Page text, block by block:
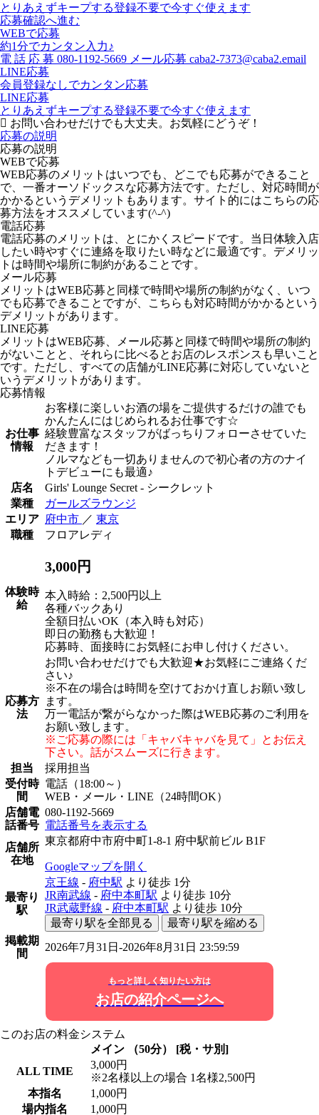
とりあえずキープする登録不要で今すぐ使えます
応募確認へ進む
WEBで応募
約1分でカンタン入力♪
電 話 応 募 080-1192-5669 メール応募 caba2-7373@caba2.email
LINE応募
会員登録なしでカンタン応募
LINE応募
とりあえずキープする登録不要で今すぐ使えます
お問い合わせだけでも大丈夫。お気軽にどうぞ！
応募の説明
応募の説明
WEBで応募
WEB応募のメリットはいつでも、どこでも応募ができること
で、一番オーソドックスな応募方法です。ただし、対応時間が
かかるというデメリットもあります。サイト的にはこちらの応
募方法をオススメしています(^-^)
電話応募
電話応募のメリットは、とにかくスピードです。当日体験入店
したい時やすぐに連絡を取りたい時などに最適です。デメリッ
トは時間や場所に制約があることです。
メール応募
メリットはWEB応募と同様で時間や場所の制約がなく、いつ
でも応募できることですが、こちらも対応時間がかかるという
デメリットがあります。
LINE応募
メリットはWEB応募、メール応募と同様で時間や場所の制約
がないことと、それらに比べるとお店のレスポンスも早いこと
です。ただし、すべての店舗がLINE応募に対応していないと
いうデメリットがあります。
応募情報
お仕事
情報
お客様に楽しいお酒の場をご提供するだけの誰でも
かんたんにはじめられるお仕事です☆
経験豊富なスタッフがばっちりフォローさせていた
だきます！
ノルマなども一切ありませんので初心者の方のナイ
トデビューにも最適♪
店名
Girls' Lounge Secret - シークレット
業種
ガールズラウンジ
エリア 府中市 ／ 東京
職種
フロアレディ
体験時
給
3,000円
本入時給：2,500円以上
各種バックあり
全額日払いOK（本入時も対応）
即日の勤務も大歓迎！
応募時、面接時にお気軽にお申し付けください。
応募方
法
お問い合わせだけでも大歓迎★お気軽にご連絡くだ
さい♪
※不在の場合は時間を空けておかけ直しお願い致し
ます。
万一電話が繋がらなかった際はWEB応募のご利用を
お願い致します。
※ご応募の際には「キャバキャバを見て」とお伝え
下さい。話がスムーズに行きます。
担当
採用担当
受付時
間
電話（18:00～）
WEB・メール・LINE（24時間OK）
店舗電
話番号
080-1192-5669
電話番号を表示する
店舗所
在地
東京都府中市府中町1-8-1 府中駅前ビル B1F
Googleマップを開く
最寄り
駅
京王線 - 府中駅 より徒歩 1分
JR南武線 - 府中本町駅 より徒歩 10分
JR武蔵野線 - 府中本町駅 より徒歩 10分
最寄り駅を全部見る
最寄り駅を縮める
掲載期
間
2026年7月31日-2026年8月31日 23:59:59
もっと詳しく知りたい方は
お店の紹介ページへ
このお店の料金システム
メイン （50分） [税・サ別]
ALL TIME
3,000円
※2名様以上の場合 1名様2,500円
本指名
1,000円
場内指名
1,000円